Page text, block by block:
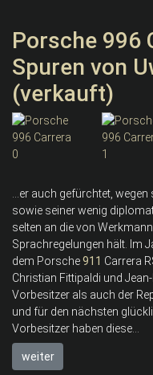
Porsche 996
Spuren von
(verkauft)
...er auch gefürchtet,
sowie seiner wenig
selten an die von
Sprachregelungen hält. Im
dem Porsche911 Carrera
Christian Fittipaldi und
Vorbesitzer als auch der
und für den nächsten
Vorbesitzer haben diese...
weiter